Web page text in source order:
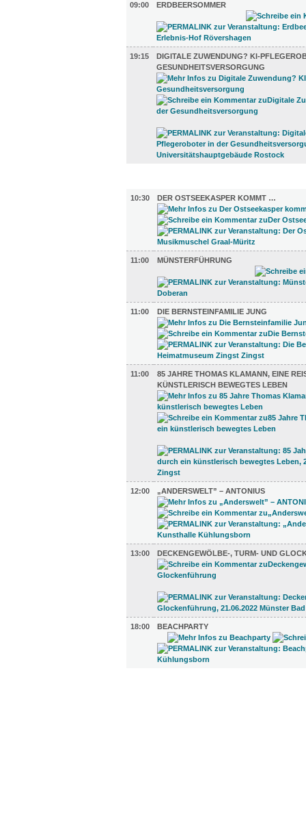
09:00 ERDBEERSOMMER
19:15
DIGITALE ZUWENDUNG? KI-
GESUNDHEITSVERSORGUNG
10:30
DER OSTSEEKASPER KOMMT …
11:00 MÜNSTERFÜHRUNG
11:00 DIE BERNSTEINFAMILIE JUNG
11:00
85 JAHRE THOMAS KLAMANN, EINE
KÜNSTLERISCH BEWEGTES LEBEN
12:00 „ANDERSWELT” – ANTONIUS
13:00 DECKENGEWÖLBE-, TURM- UND
18:00 BEACHPARTY